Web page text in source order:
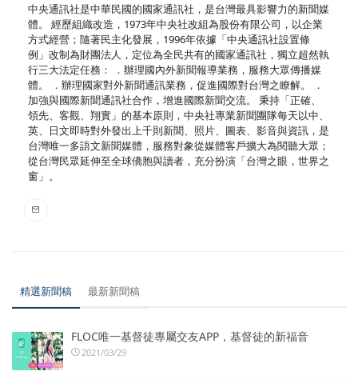
中央通訊社是中華民國的國家通訊社，是台灣最具影響力的新聞媒
體。 經歷組織改造，1973年中央社改組為股份有限公司，以企業
方式經營；隨著民主化發展，1996年依據「中央通訊社設置條
例」改制為財團法人，定位為全民共有的國家通訊社，獨立超然執
行三大法定任務： ．辦理國內外新聞報導業務，服務大眾傳播媒
體。 ．辦理國家對外新聞通訊業務，促進國際對台灣之瞭解。 ．
加強與國際新聞通訊社合作，增進國際新聞交流。 秉持「正確、
領先、客觀、翔實」的基本原則，中央社專業新聞團隊每天以中、
英、日文即時對外發出上千則新聞、照片、圖表、影音與資訊，是
台灣唯一多語文新聞媒體，服務對象從媒體客戶擴大為閱聽大眾；
從台灣民眾延伸至全球僑胞與讀者，充分扮演「台灣之眼，世界之
窗」。
精選新聞稿 最新新聞稿
FLOC唯一基督徒專屬交友APP，基督徒的新福音
2021/03/29